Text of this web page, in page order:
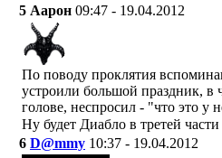
5 Аарон 09:47 - 19.04.2012
По поводу проклятия
устроили большой праздник, в
голове, неспросил - "что это у
Ну будет Диабло в третей
6 D@mmy 10:37 - 19.04.2012